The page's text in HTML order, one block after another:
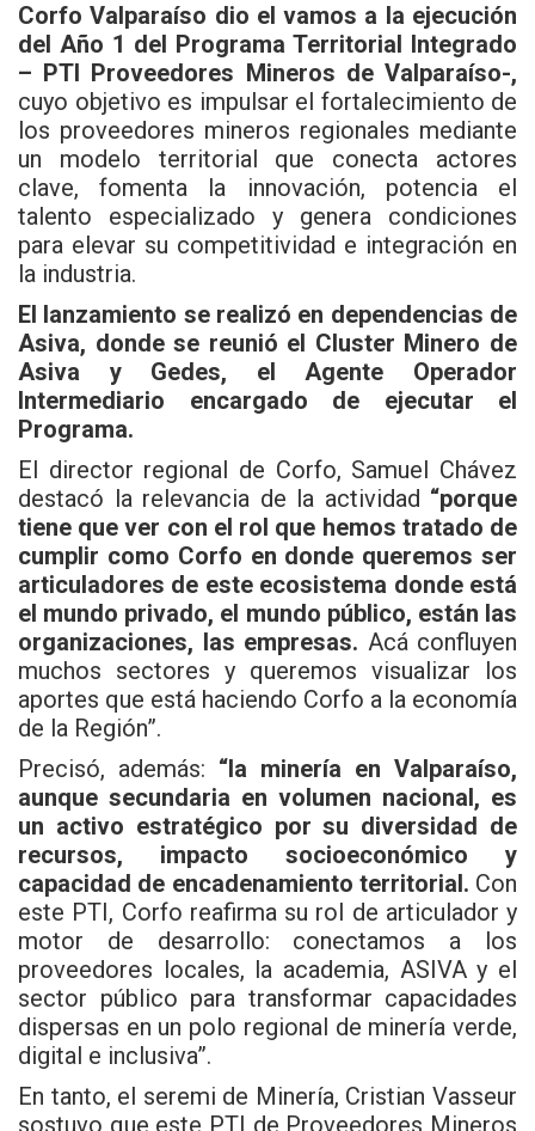
Corfo Valparaíso dio el vamos a la ejecución
del Año 1 del Programa Territorial Integrado
– PTI Proveedores Mineros de Valparaíso-,
cuyo objetivo es impulsar el fortalecimiento de
los proveedores mineros regionales mediante
un modelo territorial que conecta actores
clave, fomenta la innovación, potencia el
talento especializado y genera condiciones
para elevar su competitividad e integración en
la industria.
El lanzamiento se realizó en dependencias de
Asiva, donde se reunió el Cluster Minero de
Asiva y Gedes, el Agente Operador
Intermediario encargado de ejecutar el
Programa.
El director regional de Corfo, Samuel Chávez
destacó la relevancia de la actividad “porque
tiene que ver con el rol que hemos tratado de
cumplir como Corfo en donde queremos ser
articuladores de este ecosistema donde está
el mundo privado, el mundo público, están las
organizaciones, las empresas. Acá confluyen
muchos sectores y queremos visualizar los
aportes que está haciendo Corfo a la economía
de la Región”.
Precisó, además: “la minería en Valparaíso,
aunque secundaria en volumen nacional, es
un activo estratégico por su diversidad de
recursos, impacto socioeconómico y
capacidad de encadenamiento territorial. Con
este PTI, Corfo reafirma su rol de articulador y
motor de desarrollo: conectamos a los
proveedores locales, la academia, ASIVA y el
sector público para transformar capacidades
dispersas en un polo regional de minería verde,
digital e inclusiva”.
En tanto, el seremi de Minería, Cristian Vasseur